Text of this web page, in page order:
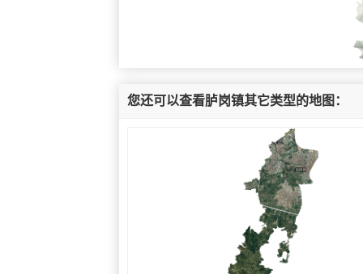
您还可以查看胪岗镇其它类型的地图：